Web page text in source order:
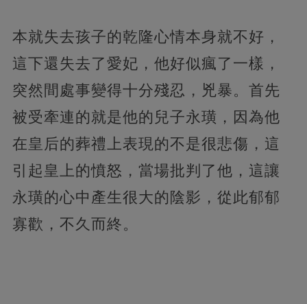
本就失去孩子的乾隆心情本身就不好，
這下還失去了愛妃，他好似瘋了一樣，
突然間處事變得十分殘忍，兇暴。首先
被受牽連的就是他的兒子永璜，因為他
在皇后的葬禮上表現的不是很悲傷，這
引起皇上的憤怒，當場批判了他，這讓
永璜的心中產生很大的陰影，從此郁郁
寡歡，不久而終。